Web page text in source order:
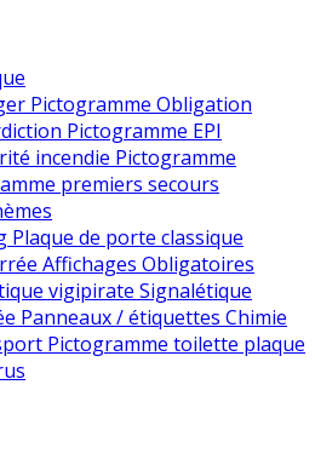
Pictogramme Obligation
Pictogramme EPI
incendie Pictogramme
premiers secours
Plaque de porte classique
Affichages Obligatoires
vigipirate Signalétique
Panneaux / étiquettes Chimie
Pictogramme toilette plaque